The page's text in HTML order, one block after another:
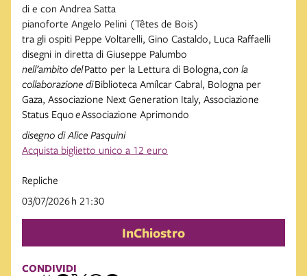
di e con Andrea Satta
pianoforte Angelo Pelini (Têtes de Bois)
tra gli ospiti Peppe Voltarelli, Gino Castaldo, Luca Raffaelli
disegni in diretta di Giuseppe Palumbo
nell’ambito delPatto per la Lettura di Bologna,con la
collaborazione diBiblioteca Amílcar Cabral, Bologna per
Gaza, Associazione Next Generation Italy, Associazione
Status EquoeAssociazione Aprimondo
disegno di Alice Pasquini
Acquista biglietto unico a 12 euro
Repliche
03/07/2026 h 21:30
InChiostro
CONDIVIDI